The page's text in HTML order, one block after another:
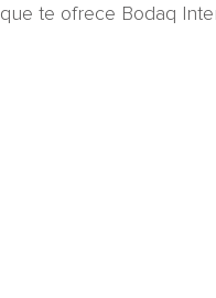
te ofrece Bodaq